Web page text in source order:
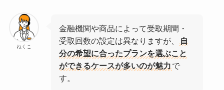
ねくこ
金融機関や商品によって受取期間・
受取回数の設定は異なりますが、
自
分の希望に合ったプランを選ぶこと
ができるケースが多いのが魅力 で
す。